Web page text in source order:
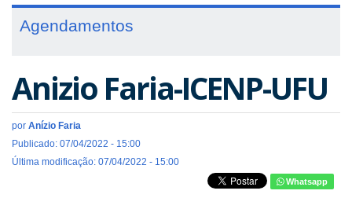
Agendamentos
Anizio Faria-ICENP-UFU
por Anízio Faria
Publicado: 07/04/2022 - 15:00
Última modificação: 07/04/2022 - 15:00
Whatsapp